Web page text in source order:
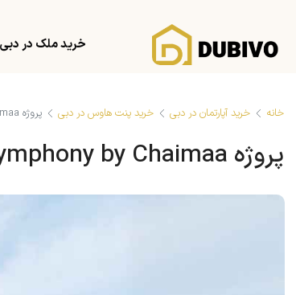
خرید ملک در دبی
خانه خرید آپارتمان در دبی خرید پنت هاوس در دبی پروژه Symphony by Chaimaa
پروژه Symphony by Chaimaa